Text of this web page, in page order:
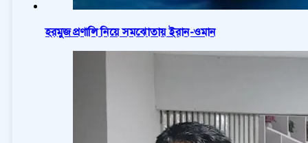
হরমুজ প্রণালি নিয়ে সমঝোতায় ইরান-ওমান